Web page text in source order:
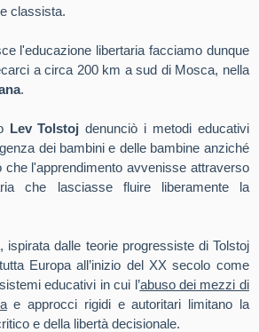
classista.
l'educazione libertaria facciamo dunque
a circa 200 km a sud di Mosca, nella
.
Lev Tolstoj denunciò i metodi educativi
dei bambini e delle bambine anziché
che l'apprendimento avvenisse attraverso
che lasciasse fluire liberamente la
ispirata dalle teorie progressiste di Tolstoj
Europa all’inizio del XX secolo come
educativi in cui l’abuso dei mezzi di
e approcci rigidi e autoritari limitano la
e della libertà decisionale.